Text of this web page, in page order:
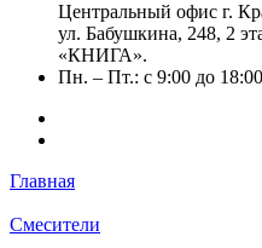
Центральный офис г.
ул. Бабушкина, 248, 2
«КНИГА».
Пн. – Пт.: с 9:00 до 18:00
Главная
Смесители